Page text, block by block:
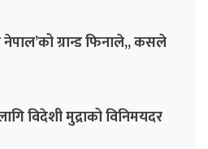
ग्रान्ड फिनाले,, कसले
विदेशी मुद्राको विनिमयदर